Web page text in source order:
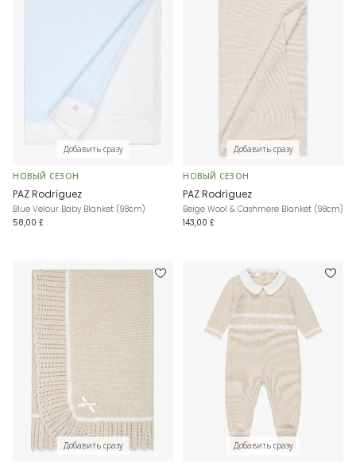
Добавить сразу
НОВЫЙ СЕЗОН
PAZ Rodríguez
Blue Velour Baby Blanket (98cm)
58,00 £
Добавить сразу
НОВЫЙ СЕЗОН
PAZ Rodríguez
Beige Wool & Cashmere Blanket (98cm)
143,00 £
Добавить сразу Добавить сразу